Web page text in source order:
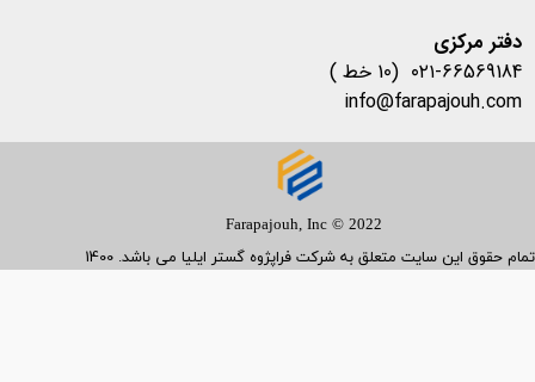
​​​​​​​دفتر مرکزی
۰۲۱-66569184 (10 خط )
info@farapajouh.com
Farapajouh, Inc © 2022